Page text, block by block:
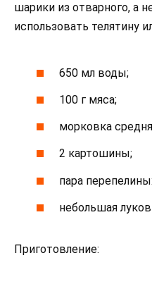
шарики из отварного, а
использовать телятину
650 мл воды;
100 г мяса;
морковка
2 картошины;
пара
небольшая
Приготовление: